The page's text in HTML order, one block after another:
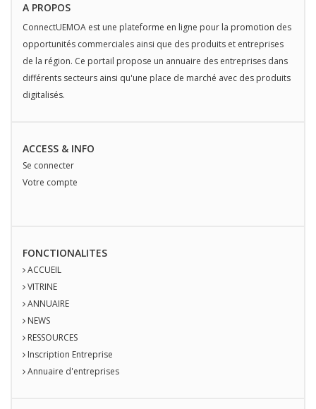
A PROPOS
ConnectUEMOA est une plateforme en ligne pour la promotion des
opportunités commerciales ainsi que des produits et entreprises
de la région. Ce portail propose un annuaire des entreprises dans
différents secteurs ainsi qu'une place de marché avec des produits
digitalisés.
ACCESS & INFO
Se connecter
Votre compte
FONCTIONALITES
ACCUEIL
VITRINE
ANNUAIRE
NEWS
RESSOURCES
Inscription Entreprise
Annuaire d'entreprises